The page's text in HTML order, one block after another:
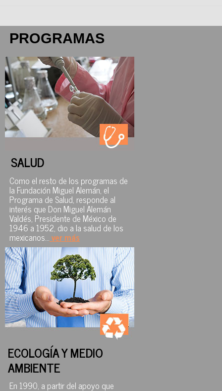
PROGRAMAS
SALUD
Como el resto de los programas de
la Fundación Miguel Alemán, el
Programa de Salud, responde al
interés que Don Miguel Alemán
Valdés, Presidente de México de
1946 a 1952, dio a la salud de los
mexicanos...ver más
ECOLOGÍA Y MEDIO
AMBIENTE
En 1990, a partir del apoyo que